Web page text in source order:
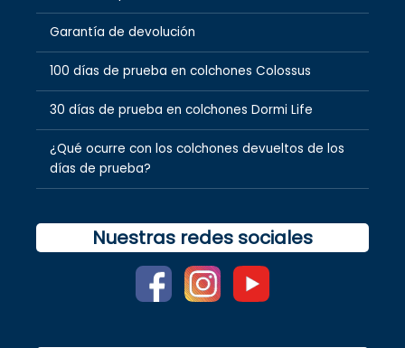
Garantía de devolución
100 días de prueba en colchones Colossus
30 días de prueba en colchones Dormi Life
¿Qué ocurre con los colchones devueltos de los
días de prueba?
Nuestras redes sociales